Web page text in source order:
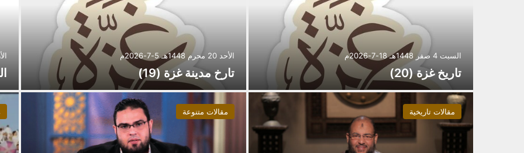
السبت 4 صفر 1448هـ 18-7-2026م
تاريخ غزة (20)
الأحد 20 محرم 1448هـ 5-7-2026م
تارخ مدينة غزة (19)
مقالات تاريخية مقالات متنوعة